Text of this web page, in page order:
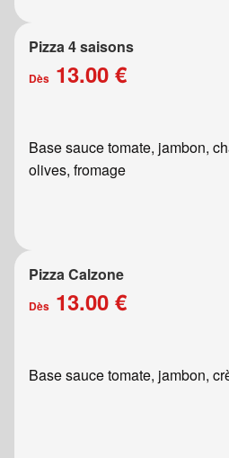
Pizza 4 saisons
Dès 13.00 €
Base sauce tomate, jambon,
olives, fromage
Pizza Calzone
Dès 13.00 €
Base sauce tomate, jambon,